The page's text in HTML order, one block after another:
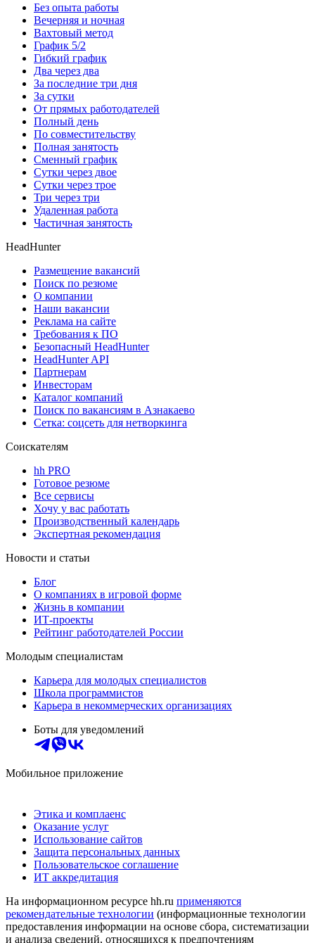
Без опыта работы
Вечерняя и ночная
Вахтовый метод
График 5/2
Гибкий график
Два через два
За последние три дня
За сутки
От прямых работодателей
Полный день
По совместительству
Полная занятость
Сменный график
Сутки через двое
Сутки через трое
Три через три
Удаленная работа
Частичная занятость
HeadHunter
Размещение вакансий
Поиск по резюме
О компании
Наши вакансии
Реклама на сайте
Требования к ПО
Безопасный HeadHunter
HeadHunter API
Партнерам
Инвесторам
Каталог компаний
Поиск по вакансиям в Азнакаево
Сетка: соцсеть для нетворкинга
Соискателям
hh PRO
Готовое резюме
Все сервисы
Хочу у вас работать
Производственный календарь
Экспертная рекомендация
Новости и статьи
Блог
О компаниях в игровой форме
Жизнь в компании
ИТ-проекты
Рейтинг работодателей России
Молодым специалистам
Карьера для молодых специалистов
Школа программистов
Карьера в некоммерческих организациях
Боты для уведомлений
Мобильное приложение
Этика и комплаенс
Оказание услуг
Использование сайтов
Защита персональных данных
Пользовательское соглашение
ИТ аккредитация
На информационном ресурсе hh.ru применяются
рекомендательные технологии (информационные технологии
предоставления информации на основе сбора, систематизации
и анализа сведений, относящихся к предпочтениям